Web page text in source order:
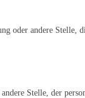
oder andere Stelle,
Stelle, der